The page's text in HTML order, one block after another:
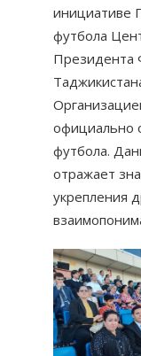
инициативе
футбола
Президента
официально
футбола.
отражает
укрепления